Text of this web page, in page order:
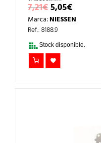
7,21€EL
PRECIO
ORIGINAL
ERA:
7,21€.
5,05€EL
PRECIO
ACTUAL
5,05€.
Marca:NIESSEN
Ref.: 8188.9
Stock disponible.